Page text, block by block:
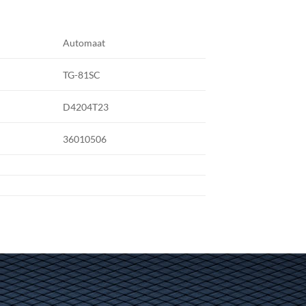
Automaat
TG-81SC
D4204T23
36010506